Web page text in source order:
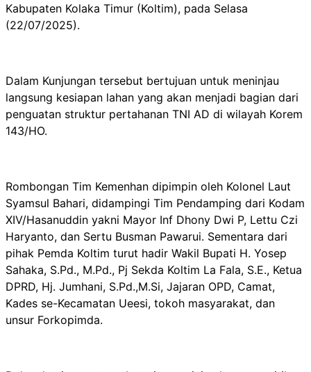
Kabupaten Kolaka Timur (Koltim), pada Selasa
(22/07/2025).
Dalam Kunjungan tersebut bertujuan untuk meninjau
langsung kesiapan lahan yang akan menjadi bagian dari
penguatan struktur pertahanan TNI AD di wilayah Korem
143/HO.
Rombongan Tim Kemenhan dipimpin oleh Kolonel Laut
Syamsul Bahari, didampingi Tim Pendamping dari Kodam
XIV/Hasanuddin yakni Mayor Inf Dhony Dwi P, Lettu Czi
Haryanto, dan Sertu Busman Pawarui. Sementara dari
pihak Pemda Koltim turut hadir Wakil Bupati H. Yosep
Sahaka, S.Pd., M.Pd., Pj Sekda Koltim La Fala, S.E., Ketua
DPRD, Hj. Jumhani, S.Pd.,M.Si, Jajaran OPD, Camat,
Kades se-Kecamatan Ueesi, tokoh masyarakat, dan
unsur Forkopimda.